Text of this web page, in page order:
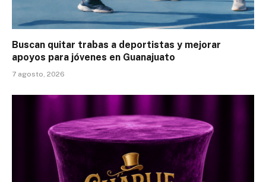
Buscan quitar trabas a deportistas y mejorar
apoyos para jóvenes en Guanajuato
7 agosto, 2026